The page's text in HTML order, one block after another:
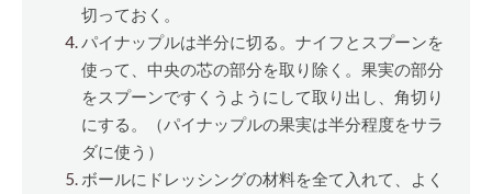
切っておく。
パイナップルは半分に切る。ナイフとスプーンを
使って、中央の芯の部分を取り除く。果実の部分
をスプーンですくうようにして取り出し、角切り
にする。（パイナップルの果実は半分程度をサラ
ダに使う）
ボールにドレッシングの材料を全て入れて、よく